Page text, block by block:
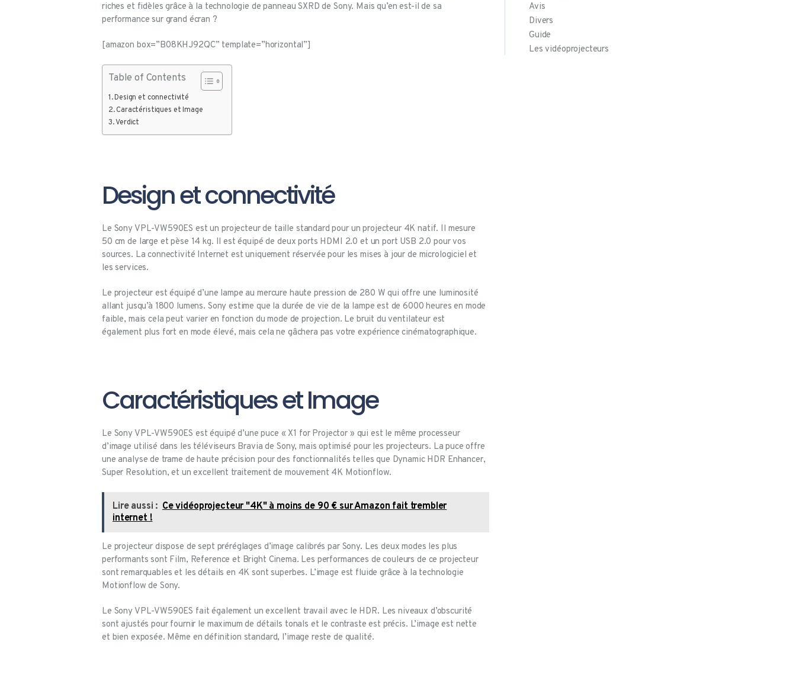
riches et fidèles grâce à la technologie de panneau SXRD de Sony. Mais qu’en est-il de sa
performance sur grand écran ?
[amazon box=”B08KHJ92QC” template=”horizontal”]
Table of Contents
Design et connectivité
Caractéristiques et Image
Verdict
Design et connectivité
Le Sony VPL-VW590ES est un projecteur de taille standard pour un projecteur 4K natif. Il mesure
50 cm de large et pèse 14 kg. Il est équipé de deux ports HDMI 2.0 et un port USB 2.0 pour vos
sources. La connectivité Internet est uniquement réservée pour les mises à jour de micrologiciel et
les services.
Le projecteur est équipé d’une lampe au mercure haute pression de 280 W qui offre une luminosité
allant jusqu’à 1800 lumens. Sony estime que la durée de vie de la lampe est de 6000 heures en mode
faible, mais cela peut varier en fonction du mode de projection. Le bruit du ventilateur est
également plus fort en mode élevé, mais cela ne gâchera pas votre expérience cinématographique.
Caractéristiques et Image
Le Sony VPL-VW590ES est équipé d’une puce « X1 for Projector » qui est le même processeur
d’image utilisé dans les téléviseurs Bravia de Sony, mais optimisé pour les projecteurs. La puce offre
une analyse de trame de haute précision pour des fonctionnalités telles que Dynamic HDR Enhancer,
Super Resolution, et un excellent traitement de mouvement 4K Motionflow.
Lire aussi : Ce vidéoprojecteur "4K" à moins de 90 € sur Amazon fait trembler
internet !
Le projecteur dispose de sept préréglages d’image calibrés par Sony. Les deux modes les plus
performants sont Film, Reference et Bright Cinema. Les performances de couleurs de ce projecteur
sont remarquables et les détails en 4K sont superbes. L’image est fluide grâce à la technologie
Motionflow de Sony.
Le Sony VPL-VW590ES fait également un excellent travail avec le HDR. Les niveaux d’obscurité
sont ajustés pour fournir le maximum de détails tonals et le contraste est précis. L’image est nette
et bien exposée. Même en définition standard, l’image reste de qualité.
Avis
Divers
Guide
Les vidéoprojecteurs